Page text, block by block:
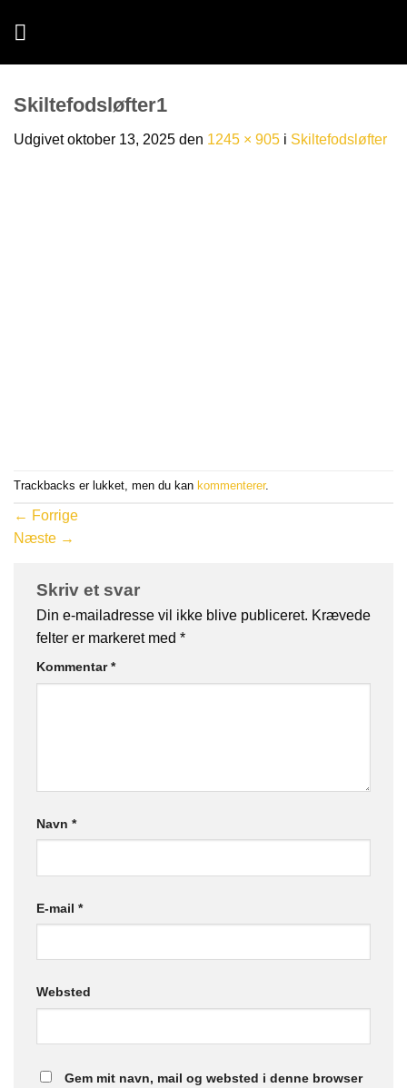
Skiltefodsløfter1
Udgivetoktober 13, 2025 den 1245 × 905 i Skiltefodsløfter
Trackbacks er lukket, men du kan kommenterer.
← Forrige
Næste →
Skriv et svar
Din e-mailadresse vil ikke blive publiceret. Krævede
felter er markeret med *
Kommentar*
Navn *
E-mail *
Websted
Gem mit navn, mail og websted i denne browser